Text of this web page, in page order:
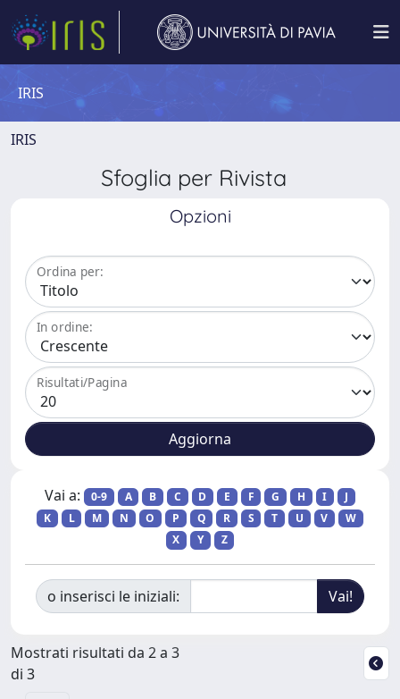
IRIS
IRIS
Sfoglia per Rivista
Opzioni
Ordina per:
In ordine:
Risultati/Pagina
Vai a: 0-9 A B C D E F G H I
J
K
L M N O P Q R S T U V
W
X
Y Z
o inserisci le iniziali:
Mostrati risultati da 2 a 3
di 3